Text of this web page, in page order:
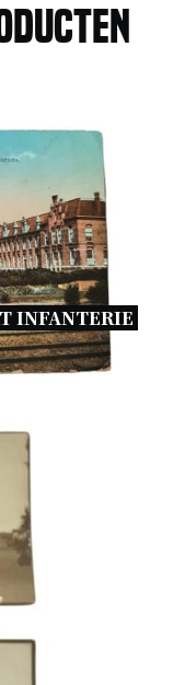
INFANTERIE